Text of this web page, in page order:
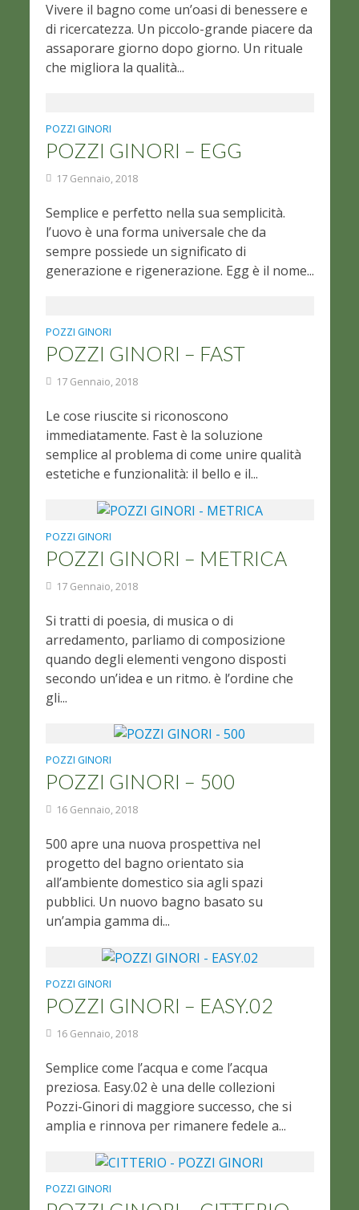
Vivere il bagno come un’oasi di benessere e
di ricercatezza. Un piccolo-grande piacere da
assaporare giorno dopo giorno. Un rituale
che migliora la qualità...
POZZI GINORI
POZZI GINORI – EGG
17 Gennaio, 2018
Semplice e perfetto nella sua semplicità.
l’uovo è una forma universale che da
sempre possiede un significato di
generazione e rigenerazione. Egg è il nome...
POZZI GINORI
POZZI GINORI – FAST
17 Gennaio, 2018
Le cose riuscite si riconoscono
immediatamente. Fast è la soluzione
semplice al problema di come unire qualità
estetiche e funzionalità: il bello e il...
POZZI GINORI
POZZI GINORI – METRICA
17 Gennaio, 2018
Si tratti di poesia, di musica o di
arredamento, parliamo di composizione
quando degli elementi vengono disposti
secondo un’idea e un ritmo. è l’ordine che
gli...
POZZI GINORI
POZZI GINORI – 500
16 Gennaio, 2018
500 apre una nuova prospettiva nel
progetto del bagno orientato sia
all’ambiente domestico sia agli spazi
pubblici. Un nuovo bagno basato su
un’ampia gamma di...
POZZI GINORI
POZZI GINORI – EASY.02
16 Gennaio, 2018
Semplice come l’acqua e come l’acqua
preziosa. Easy.02 è una delle collezioni
Pozzi-Ginori di maggiore successo, che si
amplia e rinnova per rimanere fedele a...
POZZI GINORI